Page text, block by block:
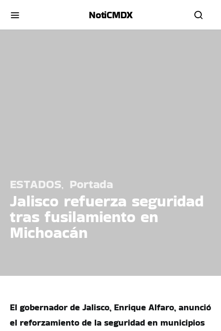
NotiCMDX
ESTADOS Portada
Jalisco refuerza seguridad
tras fusilamiento en
Michoacán
El gobernador de Jalisco, Enrique Alfaro, anunció
el reforzamiento de la seguridad en municipios